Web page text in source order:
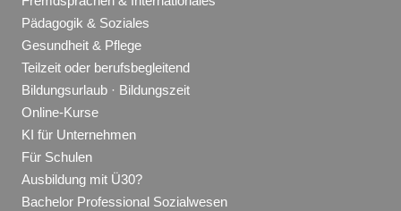
Pädagogik & Soziales
Gesundheit & Pflege
Teilzeit oder berufsbegleitend
Bildungsurlaub · Bildungszeit
Online-Kurse
KI für Unternehmen
Für Schulen
Ausbildung mit Ü30?
Bachelor Professional Sozialwesen